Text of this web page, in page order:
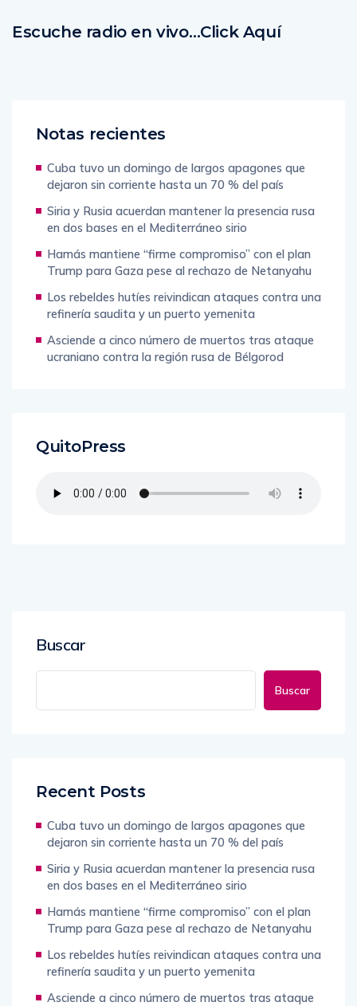
Escuche radio en vivo…Click Aquí
Notas recientes
Cuba tuvo un domingo de largos apagones que
dejaron sin corriente hasta un 70 % del país
Siria y Rusia acuerdan mantener la presencia rusa
en dos bases en el Mediterráneo sirio
Hamás mantiene “firme compromiso” con el plan
Trump para Gaza pese al rechazo de Netanyahu
Los rebeldes hutíes reivindican ataques contra una
refinería saudita y un puerto yemenita
Asciende a cinco número de muertos tras ataque
ucraniano contra la región rusa de Bélgorod
QuitoPress
Buscar
Buscar
Recent Posts
Cuba tuvo un domingo de largos apagones que
dejaron sin corriente hasta un 70 % del país
Siria y Rusia acuerdan mantener la presencia rusa
en dos bases en el Mediterráneo sirio
Hamás mantiene “firme compromiso” con el plan
Trump para Gaza pese al rechazo de Netanyahu
Los rebeldes hutíes reivindican ataques contra una
refinería saudita y un puerto yemenita
Asciende a cinco número de muertos tras ataque